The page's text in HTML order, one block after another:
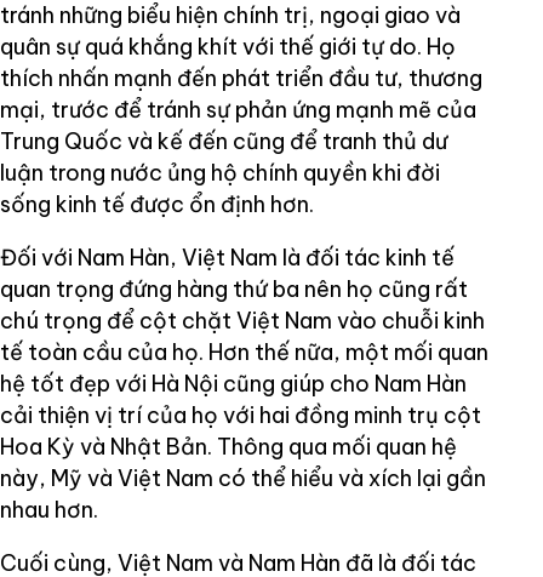
tránh những biểu hiện chính trị, ngoại giao và
quân sự quá khắng khít với thế giới tự do. Họ
thích nhấn mạnh đến phát triển đầu tư, thương
mại, trước để tránh sự phản ứng mạnh mẽ của
Trung Quốc và kế đến cũng để tranh thủ dư
luận trong nước ủng hộ chính quyền khi đời
sống kinh tế được ổn định hơn.
Đối với Nam Hàn, Việt Nam là đối tác kinh tế
quan trọng đứng hàng thứ ba nên họ cũng rất
chú trọng để cột chặt Việt Nam vào chuỗi kinh
tế toàn cầu của họ. Hơn thế nữa, một mối quan
hệ tốt đẹp với Hà Nội cũng giúp cho Nam Hàn
cải thiện vị trí của họ với hai đồng minh trụ cột
Hoa Kỳ và Nhật Bản. Thông qua mối quan hệ
này, Mỹ và Việt Nam có thể hiểu và xích lại gần
nhau hơn.
Cuối cùng, Việt Nam và Nam Hàn đã là đối tác